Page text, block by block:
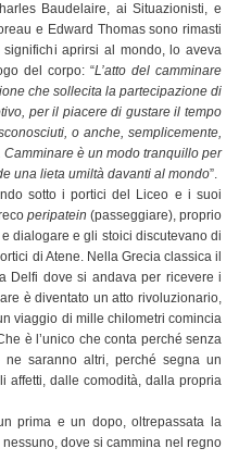
Baudelaire, ai Situazionisti, e
e Edward Thomas sono rimasti
aprirsi al mondo, lo aveva
del corpo: “L’atto del camminare
che sollecita la partecipazione di
per il piacere di gustare il tempo
o anche, semplicemente,
è un modo tranquillo per
una lieta umiltà davanti al mondo”.
sotto i portici del Liceo e i suoi
peripatein (passeggiare), proprio
dialogare e gli stoici discutevano di
di Atene. Nella Grecia classica il
Delfi dove si andava per ricevere i
è diventato un atto rivoluzionario,
viaggio di mille chilometri comincia
è l’unico che conta perché senza
saranno altri, perché segna un
affetti, dalle comodità, dalla propria
prima e un dopo, oltrepassata la
dove si cammina nel regno